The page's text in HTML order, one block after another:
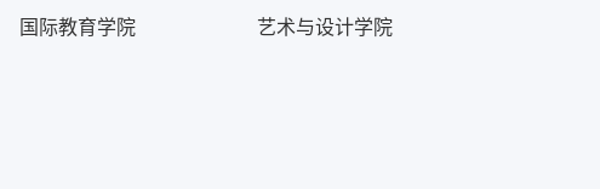
国际教育学院
艺术与设计学院